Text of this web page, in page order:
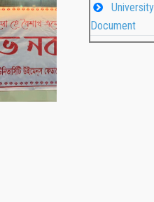
Document